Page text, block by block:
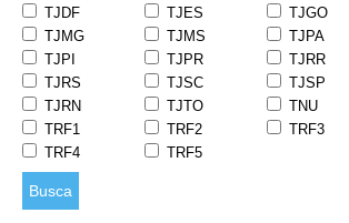
TJDF
TJES
TJGO
TJMG
TJMS
TJPA
TJPI
TJPR
TJRR
TJRS
TJSC
TJSP
TJRN
TJTO
TNU
TRF1
TRF2
TRF3
TRF4
TRF5
Busca